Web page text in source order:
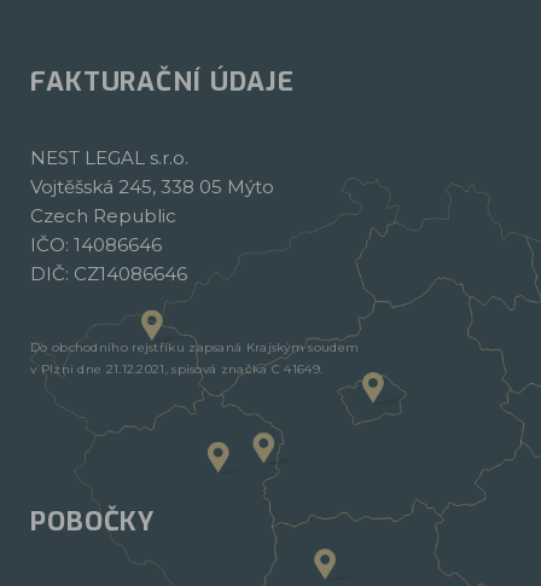
FAKTURAČNÍ ÚDAJE
NEST LEGAL s.r.o.
Vojtěšská 245, 338 05 Mýto
Czech Republic
IČO: 14086646
DIČ: CZ14086646
Do obchodního rejstříku zapsaná Krajským soudem
v Plzni dne 21.12.2021, spisová značka C 41649.
POBOČKY